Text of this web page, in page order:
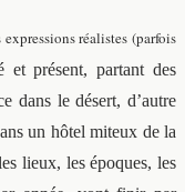
réalistes (parfois
et présent, partant des
dans le désert, d’autre
un hôtel miteux de la
lieux, les époques, les